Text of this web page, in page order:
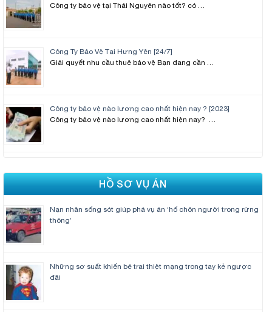
Công ty bảo vệ tại Thái Nguyên nào tốt? có …
Công Ty Bảo Vệ Tại Hưng Yên [24/7]
Giải quyết nhu cầu thuê bảo vệ Bạn đang cần …
Công ty bảo vệ nào lương cao nhất hiện nay ? [2023]
Công ty bảo vệ nào lương cao nhất hiện nay? …
HỒ SƠ VỤ ÁN
Nạn nhân sống sót giúp phá vụ án ‘hố chôn người trong rừng
thông’
Những sơ suất khiến bé trai thiệt mạng trong tay kẻ ngược
đãi